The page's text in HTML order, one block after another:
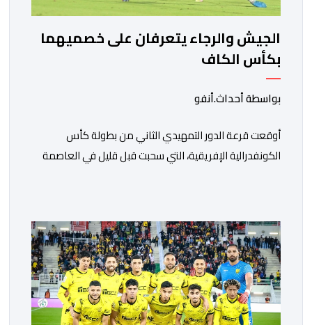
الجيش والرجاء يتعرفان على خصميهما
بكأس الكاف
بواسطة أحداث.أنفو
أوقعت قرعة الدور التمهيدي الثاني من بطولة كأس
الكونفدرالية الإفريقية، التي سحبت قبل قليل في العاصمة
ووسط القارة. ​وسيكون نادي الرجاء الرياضي على موعد مع
مواجهة المتأهل من المباراة التي تجمع بين إيل كانيمي
واريورز النيجيري ونادي أوديب ممثل […]